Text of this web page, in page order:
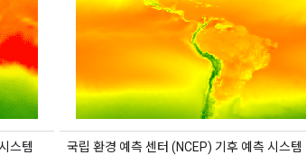
스템
국립 환경 예측 센터 (NCEP) 기후 예측 시스템